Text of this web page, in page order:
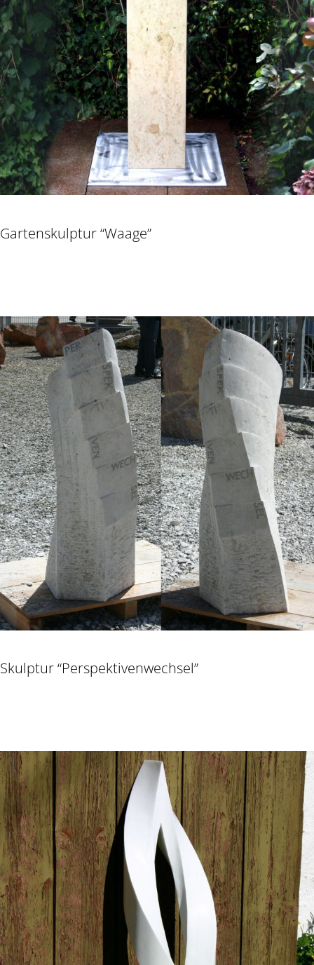
Gartenskulptur “Waage”
Skulptur “Perspektivenwechsel”